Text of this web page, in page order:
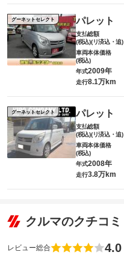
グーネットセレクト パレット
支払総額
(税込)(リ済込・追)
車両本体価格
(税込)
年式2009年
走行8.1万km
グーネットセレクト パレット
支払総額
(税込)(リ済込・追)
車両本体価格
(税込)
年式2008年
走行3.8万km
クルマのクチコミ
レビュー総合 4.0